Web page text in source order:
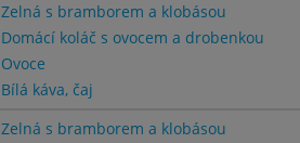
Zelná s bramborem a klobásou
Domácí koláč s ovocem a drobenkou
Ovoce
Bílá káva, čaj
Zelná s bramborem a klobásou